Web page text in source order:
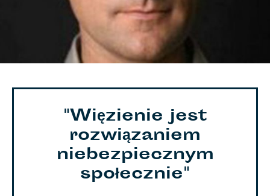
"Więzienie jest
rozwiązaniem
niebezpiecznym
społecznie"